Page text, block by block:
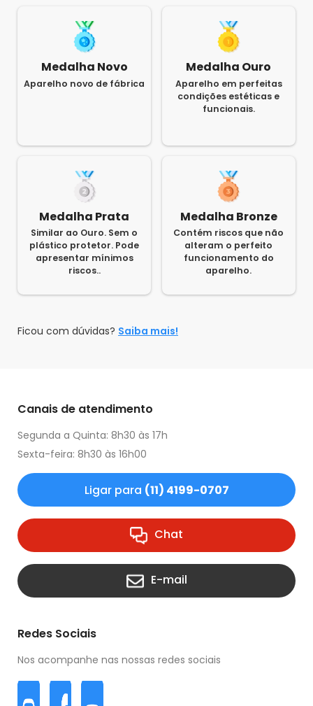
Medalha Novo
Aparelho novo de fábrica
Medalha Ouro
Aparelho em perfeitas
condições estéticas e
funcionais.
Medalha Prata
Similar ao Ouro. Sem o
plástico protetor. Pode
apresentar mínimos
riscos..
Medalha Bronze
Contém riscos que não
alteram o perfeito
funcionamento do
aparelho.
Ficou com dúvidas? Saiba mais!
Canais de atendimento
Segunda a Quinta: 8h30 às 17h
Sexta-feira: 8h30 às 16h00
Ligar para (11) 4199-0707
Chat
E-mail
Redes Sociais
Nos acompanhe nas nossas redes sociais